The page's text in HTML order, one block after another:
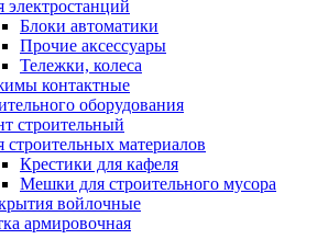
электростанций
Блоки автоматики
Прочие аксессуары
Тележки, колеса
контактные
оборудования
строительный
строительных материалов
Крестики для кафеля
Мешки для строительного мусора
войлочные
армировочная